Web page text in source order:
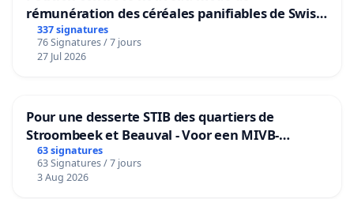
rémunération des céréales panifiables de Swiss
granum basé sur la teneur en protéines
337 signatures
76 Signatures / 7 jours
27 Jul 2026
Pour une desserte STIB des quartiers de
Stroombeek et Beauval - Voor een MIVB-
bediening van de wijken Strombeek en Het
Voor
63 signatures
63 Signatures / 7 jours
3 Aug 2026